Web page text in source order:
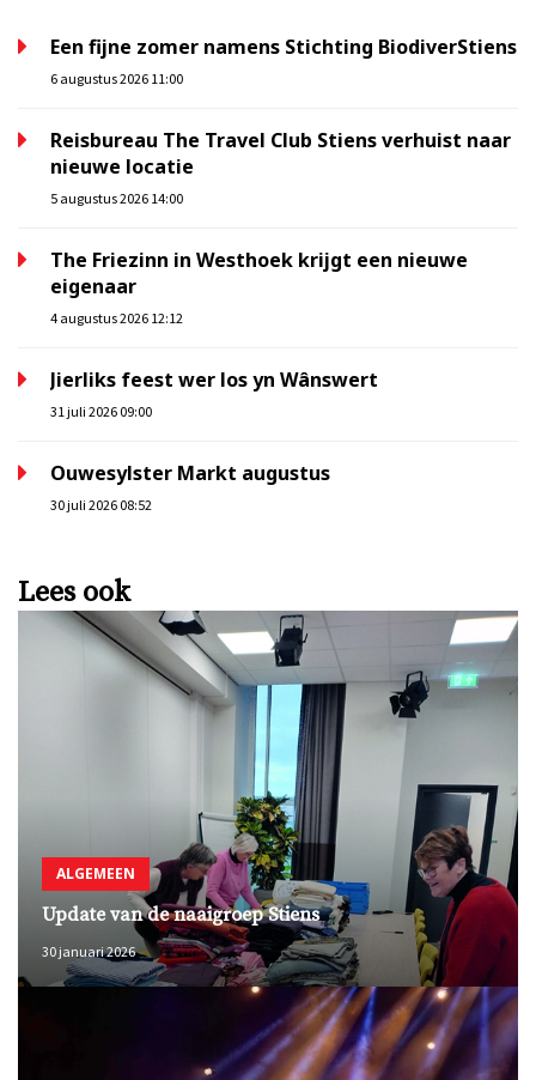
Een fijne zomer namens Stichting BiodiverStiens
6 augustus 2026 11:00
Reisbureau The Travel Club Stiens verhuist naar
nieuwe locatie
5 augustus 2026 14:00
The Friezinn in Westhoek krijgt een nieuwe
eigenaar
4 augustus 2026 12:12
Jierliks feest wer los yn Wânswert
31 juli 2026 09:00
Ouwesylster Markt augustus
30 juli 2026 08:52
Lees ook
ALGEMEEN
Update van de naaigroep Stiens
30 januari 2026